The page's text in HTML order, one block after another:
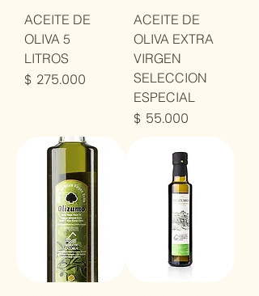
ACEITE DE
OLIVA 5
LITROS
Precio
$ 275.000
ACEITE DE
OLIVA EXTRA
VIRGEN
SELECCION
ESPECIAL
Precio
$ 55.000